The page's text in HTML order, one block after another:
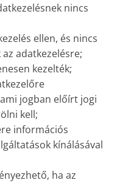
nincs
ellen, és nincs
adatkezelésre;
kezelték;
jogban előírt jogi
kell;
információs
kínálásával
ha az